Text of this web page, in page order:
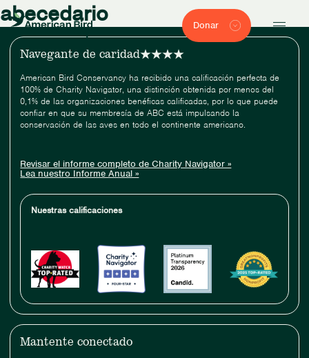
Donar
abecedario
Navegante de caridad
American Bird Conservancy ha recibido una calificación perfecta de
100% de Charity Navigator, una distinción obtenida por menos del
0,1% de las organizaciones benéficas calificadas, por lo que puede
confiar en que su membresía de ABC está impulsando la
conservación de las aves en todo el continente americano.
Revisar el informe completo de Charity Navigator »
Lea nuestro Informe Anual »
Nuestras calificaciones
Mantente conectado